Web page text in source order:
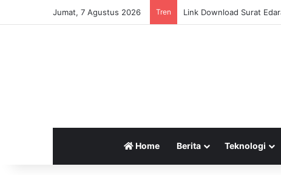
Jumat, 7 Agustus 2026 Tren Link Download Surat
Home Berita Teknologi